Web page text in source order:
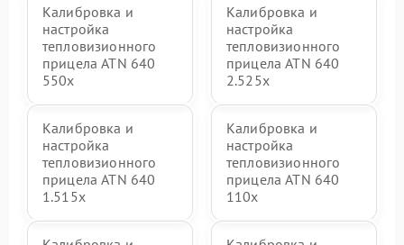
Калибровка и
настройка
тепловизионного
прицела ATN 640
550x
Калибровка и
настройка
тепловизионного
прицела ATN 640
2.525x
Калибровка и
настройка
тепловизионного
прицела ATN 640
1.515x
Калибровка и
настройка
тепловизионного
прицела ATN 640
110x